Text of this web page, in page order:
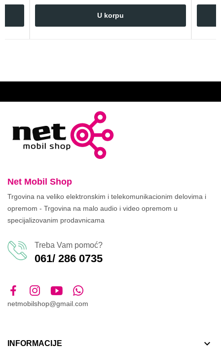
U korpu
Net Mobil Shop
Trgovina na veliko elektronskim i telekomunikacionim delovima i
opremom - Trgovina na malo audio i video opremom u
specijalizovanim prodavnicama
Treba Vam pomoć?
061/ 286 0735
netmobilshop@gmail.com
INFORMACIJE 